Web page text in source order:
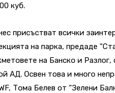
куб.
присъстват всички
на парка, предаде
на Банско и
АД. Освен това и много
Тома Белев от “Зелени